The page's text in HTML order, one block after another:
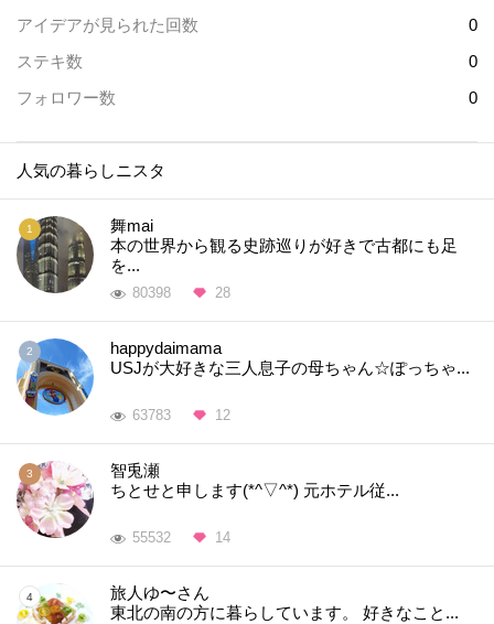
アイデアが見られた回数
0
ステキ数
0
フォロワー数
0
人気の暮らしニスタ
舞mai
本の世界から観る史跡巡りが好きで古都にも足
を...
80398 28
happydaimama
USJが大好きな三人息子の母ちゃん☆ぽっちゃ...
63783 12
智兎瀬
ちとせと申します(*^▽^*) 元ホテル従...
55532 14
旅人ゆ〜さん
東北の南の方に暮らしています。 好きなこと...